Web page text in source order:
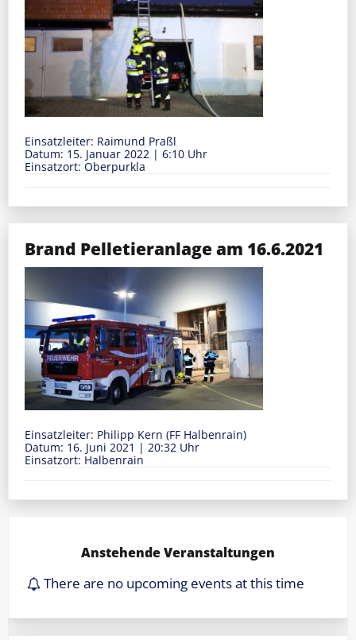
Einsatzleiter: Raimund Praßl
Datum: 15. Januar 2022 | 6:10 Uhr
Einsatzort: Oberpurkla
Brand Pelletieranlage am 16.6.2021
Einsatzleiter: Philipp Kern (FF Halbenrain)
Datum: 16. Juni 2021 | 20:32 Uhr
Einsatzort: Halbenrain
Anstehende Veranstaltungen
There are no upcoming events at this time